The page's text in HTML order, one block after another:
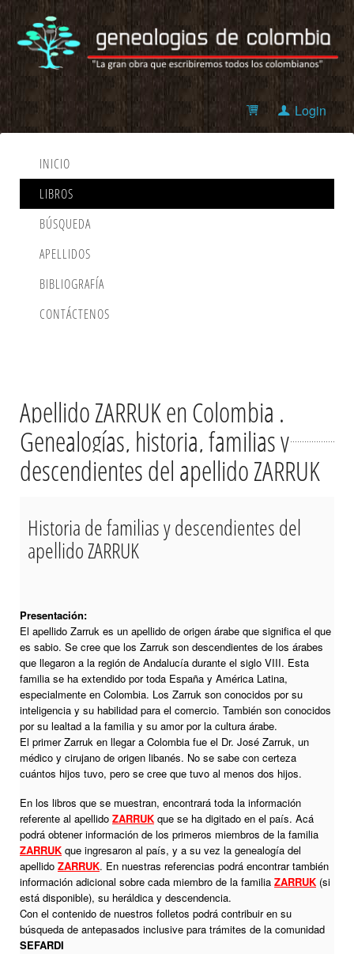
Login
INICIO
LIBROS
BÚSQUEDA
APELLIDOS
BIBLIOGRAFÍA
CONTÁCTENOS
Apellido ZARRUK en Colombia .
Genealogías, historia, familias y
descendientes del apellido ZARRUK
Historia de familias y descendientes del
apellido ZARRUK
Presentación:
El apellido Zarruk es un apellido de origen árabe que significa el que
es sabio. Se cree que los Zarruk son descendientes de los árabes
que llegaron a la región de Andalucía durante el siglo VIII. Esta
familia se ha extendido por toda España y América Latina,
especialmente en Colombia. Los Zarruk son conocidos por su
inteligencia y su habilidad para el comercio. También son conocidos
por su lealtad a la familia y su amor por la cultura árabe.
El primer Zarruk en llegar a Colombia fue el Dr. José Zarruk, un
médico y cirujano de origen libanés. No se sabe con certeza
cuántos hijos tuvo, pero se cree que tuvo al menos dos hijos.
En los libros que se muestran, encontrará toda la información
referente al apellido ZARRUK que se ha digitado en el país. Acá
podrá obtener información de los primeros miembros de la familia
ZARRUK que ingresaron al país, y a su vez la genealogía del
apellido ZARRUK. En nuestras referencias podrá encontrar también
información adicional sobre cada miembro de la familia ZARRUK (si
está disponible), su heráldica y descendencia.
Con el contenido de nuestros folletos podrá contribuir en su
búsqueda de antepasados inclusive para trámites de la comunidad
SEFARDI